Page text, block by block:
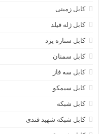
کابل زمینی
کابل ژله فیلد
کابل ستاره یزد
کابل سمنان
کابل سه فاز
کابل سیمکو
کابل شبکه
کابل شبکه شهید قندی